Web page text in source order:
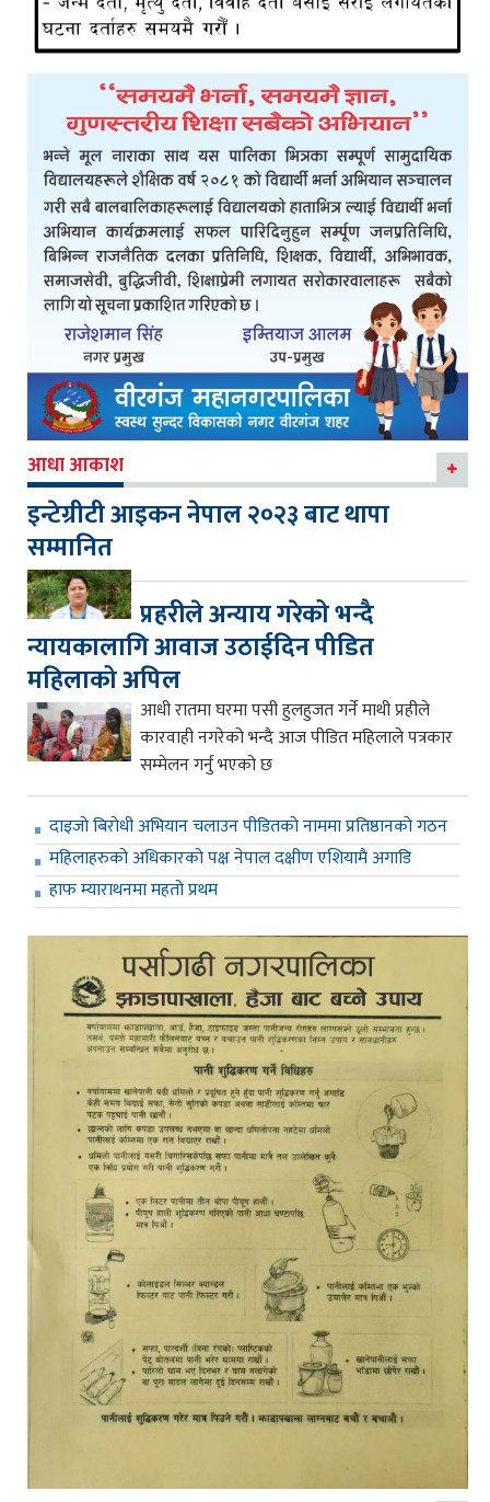
आधा आकाश
इन्टेग्रीटी आइकन नेपाल २०२३ बाट थापा
सम्मानित
प्रहरीले अन्याय गरेको भन्दै
न्यायकालागि आवाज उठाईदिन पीडित
महिलाको अपिल
आधी रातमा घरमा पसी हुलहुजत गर्ने माथी प्रहीले
कारवाही नगरेको भन्दै आज पीडित महिलाले पत्रकार
सम्मेलन गर्नु भएको छ
दाइजो बिरोधी अभियान चलाउन पीडितको नाममा प्रतिष्ठानको गठन
महिलाहरुको अधिकारको पक्ष नेपाल दक्षीण एशियामै अगाडि
हाफ म्याराथनमा महतो प्रथम